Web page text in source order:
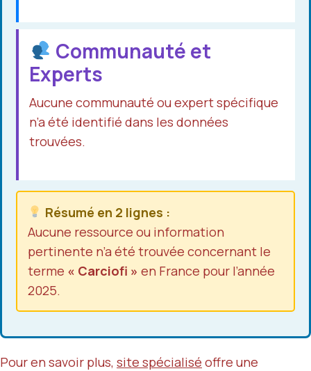
Communauté et
Experts
Aucune communauté ou expert spécifique
n’a été identifié dans les données
trouvées.
Résumé en 2 lignes :
Aucune ressource ou information
pertinente n’a été trouvée concernant le
terme « Carciofi » en France pour l’année
2025.
Pour en savoir plus, site spécialisé offre une